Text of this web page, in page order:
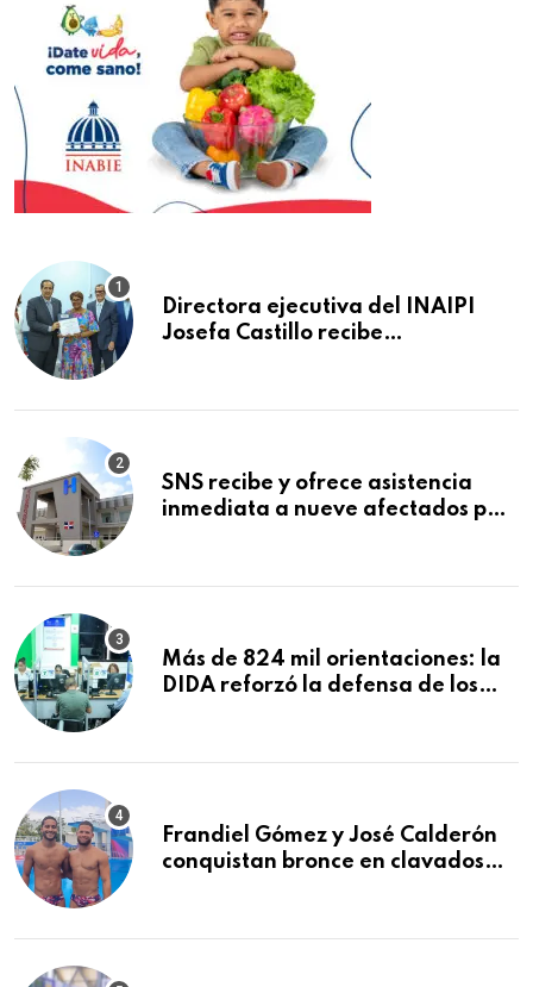
Directora ejecutiva del INAIPI
Josefa Castillo recibe
SNS recibe y ofrece asistencia
inmediata a nueve afectados por
Macorís
Más de 824 mil orientaciones: la
DIDA reforzó la defensa de los
Frandiel Gómez y José Calderón
conquistan bronce en clavados